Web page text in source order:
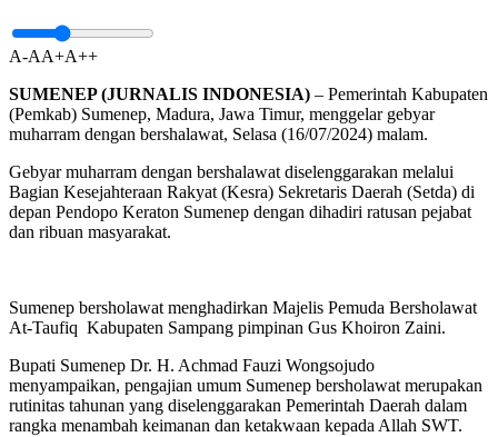
A-AA+A++
SUMENEP (JURNALIS INDONESIA) – Pemerintah Kabupaten
(Pemkab) Sumenep, Madura, Jawa Timur, menggelar gebyar
muharram dengan bershalawat, Selasa (16/07/2024) malam.
Gebyar muharram dengan bershalawat diselenggarakan melalui
Bagian Kesejahteraan Rakyat (Kesra) Sekretaris Daerah (Setda) di
depan Pendopo Keraton Sumenep dengan dihadiri ratusan pejabat
dan ribuan masyarakat.
Sumenep bersholawat menghadirkan Majelis Pemuda Bersholawat
At-Taufiq Kabupaten Sampang pimpinan Gus Khoiron Zaini.
Bupati Sumenep Dr. H. Achmad Fauzi Wongsojudo
menyampaikan, pengajian umum Sumenep bersholawat merupakan
rutinitas tahunan yang diselenggarakan Pemerintah Daerah dalam
rangka menambah keimanan dan ketakwaan kepada Allah SWT.